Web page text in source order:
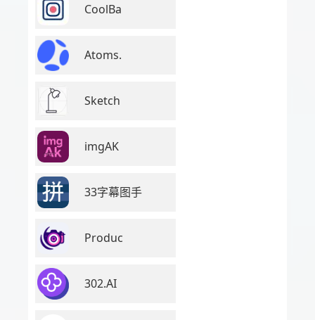
CoolBa
Atoms.
Sketch
imgAK
33字幕图手
Produc
302.AI